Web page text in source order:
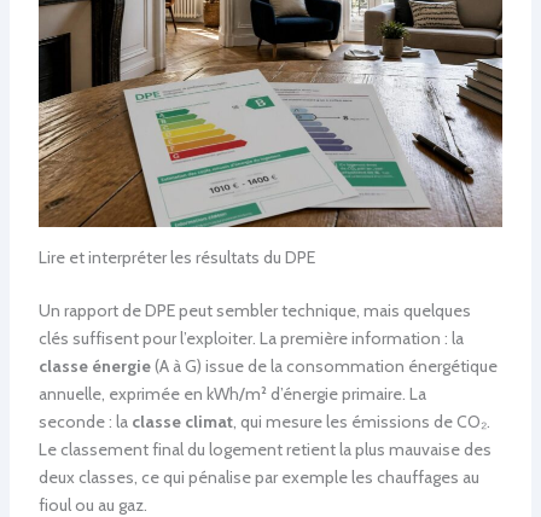
Lire et interpréter les résultats du DPE
Un rapport de DPE peut sembler technique, mais quelques
clés suffisent pour l’exploiter. La première information : la
classe énergie(A à G) issue de la consommation énergétique
annuelle, exprimée en kWh/m² d’énergie primaire. La
seconde : la classe climat, qui mesure les émissions de CO₂.
Le classement final du logement retient la plus mauvaise des
deux classes, ce qui pénalise par exemple les chauffages au
fioul ou au gaz.